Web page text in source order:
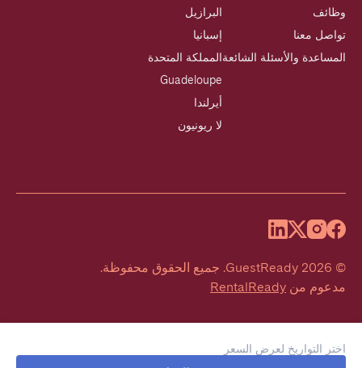
اختر التواريخ لعرض السعر
وظائف
تواصل معنا
المساعدة والأسئلة الشائعة
البرازيل
إسبانيا
المملكة المتحدة
Guadeloupe
أيرلندا
لا ريونيون
©
2026
GuestReady
. جميع الحقوق محفوظة.
مدعوم من RentalReady